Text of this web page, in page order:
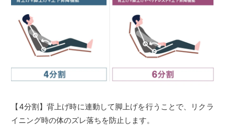
【4分割】背上げ時に連動して脚上げを行うことで、リクラ
イニング時の体のズレ落ちを防止します。